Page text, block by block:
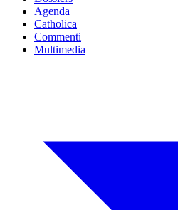
Agenda
Catholica
Commenti
Multimedia